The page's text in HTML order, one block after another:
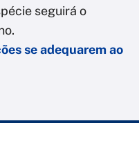
seguirá o
se adequarem ao